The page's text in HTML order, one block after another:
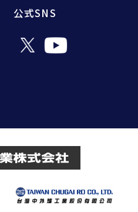
公式SNS